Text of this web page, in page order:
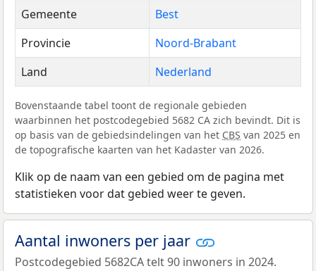
Gemeente
Best
Provincie
Noord-Brabant
Land
Nederland
Bovenstaande tabel toont de regionale gebieden
waarbinnen het postcodegebied 5682 CA zich bevindt. Dit is
op basis van de gebiedsindelingen van het CBS van 2025 en
de topografische kaarten van het Kadaster van 2026.
Klik op de naam van een gebied om de pagina met
statistieken voor dat gebied weer te geven.
Aantal inwoners per jaar
Postcodegebied 5682CA telt 90 inwoners in 2024.